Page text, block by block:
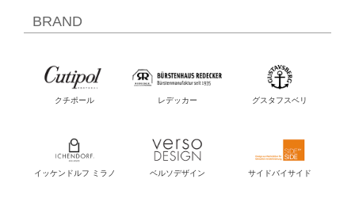
BRAND
クチポール レデッカー グスタフスベリ
イッケンドルフ ミラノ ベルソデザイン サイドバイサイド